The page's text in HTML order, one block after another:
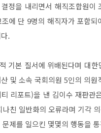
정을 내리면서 해직조합원이
에 단 9명의 해직자가 포함
.
기본 질서에 위배된다며 대
및 소속 국회의원 5인의 의
리포트)을 낸 김이수 재판관
친 일반화의 오류라며 기각
제를 일으킨 몇몇의 행동을